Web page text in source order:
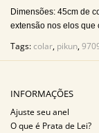
Dimensões: 45cm de
extensão nos elos que
Tags:colar, pikun,
INFORMAÇÕES
Ajuste seu anel
O que é Prata de Lei?